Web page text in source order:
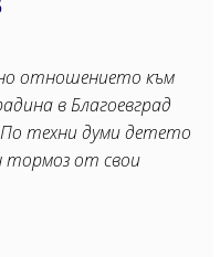
отношението към
в Благоевград
техни думи детето
тормоз от свои